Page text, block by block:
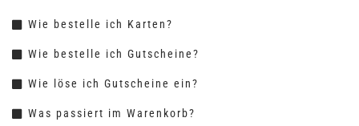
Wie bestelle ich Karten?
Wie bestelle ich Gutscheine?
Wie löse ich Gutscheine ein?
Was passiert im Warenkorb?